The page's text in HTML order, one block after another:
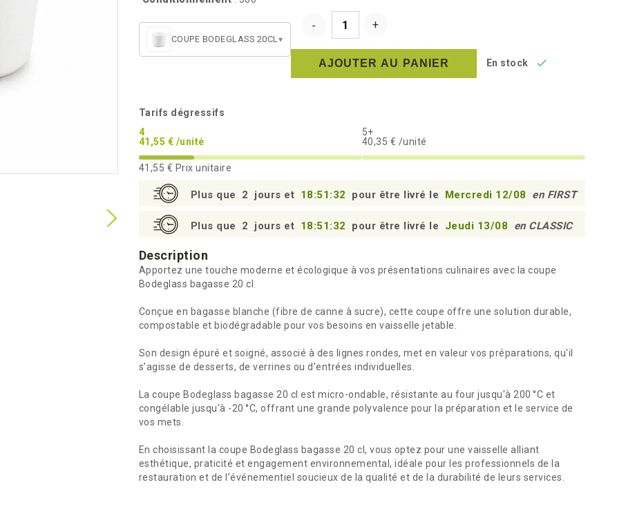
COUPE BODEGLASS 20CL▾
AJOUTER AU PANIER En stock 
Tarifs dégressifs
4
41,55 € /unité
5+
40,35 € /unité
41,55 € Prix unitaire
Plus que 2 jours et 18:51:31 pour être livré le Mercredi 12/08 en FIRST
Plus que 2 jours et 18:51:31 pour être livré le Jeudi 13/08 en CLASSIC
Description
Apportez une touche moderne et écologique à vos présentations culinaires avec la coupe
Bodeglass bagasse 20 cl.
Conçue en bagasse blanche (fibre de canne à sucre), cette coupe offre une solution durable,
compostable et biodégradable pour vos besoins en vaisselle jetable.
Son design épuré et soigné, associé à des lignes rondes, met en valeur vos préparations, qu'il
s'agisse de desserts, de verrines ou d'entrées individuelles.
La coupe Bodeglass bagasse 20 cl est micro-ondable, résistante au four jusqu'à 200 °C et
congélable jusqu'à -20 °C, offrant une grande polyvalence pour la préparation et le service de
vos mets.
En choisissant la coupe Bodeglass bagasse 20 cl, vous optez pour une vaisselle alliant
esthétique, praticité et engagement environnemental, idéale pour les professionnels de la
restauration et de l’événementiel soucieux de la qualité et de la durabilité de leurs services.